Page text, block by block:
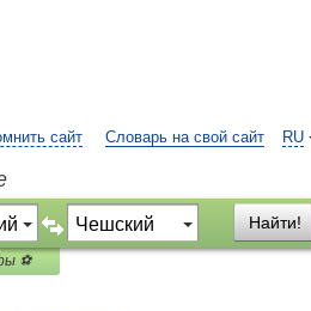
RU
сайт Словарь на свой сайт
Найти!
⚽